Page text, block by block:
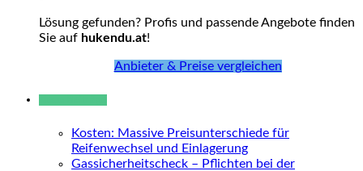
Lösung gefunden? Profis und passende Angebote finden
Sie auf hukendu.at!
Anbieter & Preise vergleichen
Kosten: Massive Preisunterschiede für
Reifenwechsel und Einlagerung
Gassicherheitscheck – Pflichten bei der